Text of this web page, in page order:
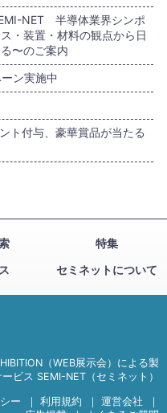
NET 半導体業界シンポ
・装置・材料の観点から日
〜のご案内
ン実施中
ト付与、豪華賞品が当たる
特集
セミネットについて
（WEB展示会）による製
ビス SEMI-NET（セミネット）
ー ｜ 利用規約 ｜ 運営会社
｜